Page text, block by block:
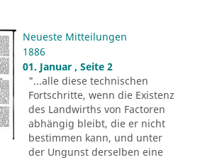
Neueste Mitteilungen
1886
01. Januar , Seite 2
"...alle diese technischen
Fortschritte, wenn die Existenz
des Landwirths von Factoren
abhängig bleibt, die er nicht
bestimmen kann, und unter
der Ungunst derselben eine